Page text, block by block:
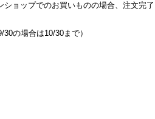
ョップでのお買いものの場合、注文完
の場合は10/30まで）